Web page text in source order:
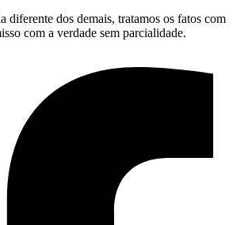
diferente dos demais, tratamos os fatos com
com a verdade sem parcialidade.